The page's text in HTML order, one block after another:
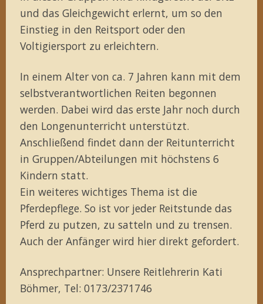
und das Gleichgewicht erlernt, um so den
Einstieg in den Reitsport oder den
Voltigiersport zu erleichtern.
In einem Alter von ca. 7 Jahren kann mit dem
selbstverantwortlichen Reiten begonnen
werden. Dabei wird das erste Jahr noch durch
den Longenunterricht unterstützt.
Anschließend findet dann der Reitunterricht
in Gruppen/Abteilungen mit höchstens 6
Kindern statt.
Ein weiteres wichtiges Thema ist die
Pferdepflege. So ist vor jeder Reitstunde das
Pferd zu putzen, zu satteln und zu trensen.
Auch der Anfänger wird hier direkt gefordert.
Ansprechpartner: Unsere Reitlehrerin Kati
Böhmer, Tel: 0173/2371746